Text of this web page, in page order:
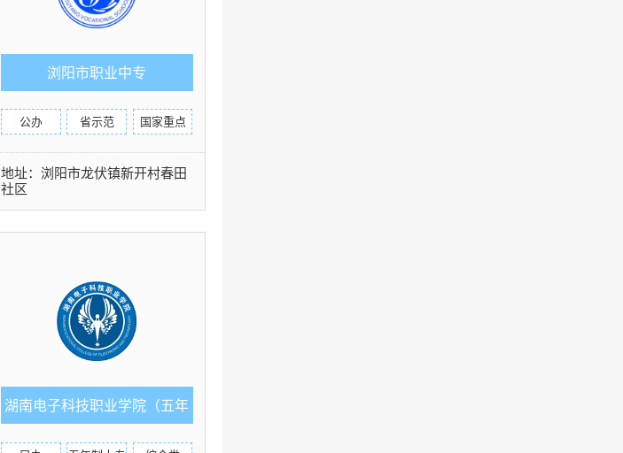
浏阳市职业中专
公办 省示范 国家重点
地址：浏阳市龙伏镇新开村春田
社区
湖南电子科技职业学院（五年
制）